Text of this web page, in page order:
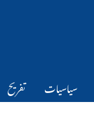
سیاسیات تفریح